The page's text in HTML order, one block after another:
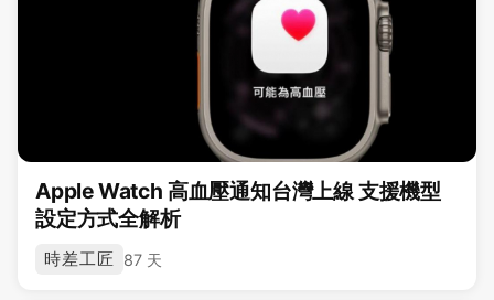
Apple Watch 高血壓通知台灣上線 支援機型
設定方式全解析
時差工匠 87 天